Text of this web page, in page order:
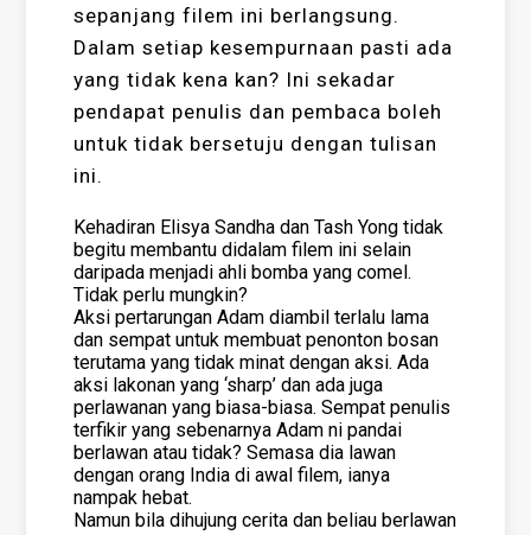
sepanjang filem ini berlangsung.
Dalam setiap kesempurnaan pasti ada
yang tidak kena kan? Ini sekadar
pendapat penulis dan pembaca boleh
untuk tidak bersetuju dengan tulisan
ini.
Kehadiran Elisya Sandha dan Tash Yong tidak
begitu membantu didalam filem ini selain
daripada menjadi ahli bomba yang comel.
Tidak perlu mungkin?
Aksi pertarungan Adam diambil terlalu lama
dan sempat untuk membuat penonton bosan
terutama yang tidak minat dengan aksi. Ada
aksi lakonan yang ‘sharp’ dan ada juga
perlawanan yang biasa-biasa. Sempat penulis
terfikir yang sebenarnya Adam ni pandai
berlawan atau tidak? Semasa dia lawan
dengan orang India di awal filem, ianya
nampak hebat.
Namun bila dihujung cerita dan beliau berlawan